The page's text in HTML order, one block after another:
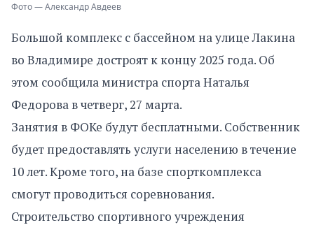
Фото — Александр Авдеев
Большой комплекс с бассейном на улице Лакина
во Владимире достроят к концу 2025 года. Об
этом сообщила министра спорта Наталья
Федорова в четверг, 27 марта.
Занятия в ФОКе будут бесплатными. Собственник
будет предоставлять услуги населению в течение
10 лет. Кроме того, на базе спорткомплекса
смогут проводиться соревнования.
Строительство спортивного учреждения